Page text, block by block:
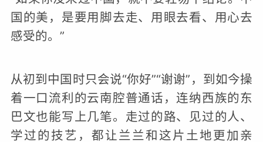
国的美，是要用脚去走、用眼去看、用心去
感受的。”
从初到中国时只会说“你好”“谢谢”，到如今操
着一口流利的云南腔普通话，连纳西族的东
巴文也能写上几笔。走过的路、见过的人、
学过的技艺，都让兰兰和这片土地更加亲